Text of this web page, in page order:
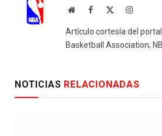
WebsiteFacebook Instagram
Artículo cortesía del
Basketball Association,
NOTICIAS RELACIONADAS